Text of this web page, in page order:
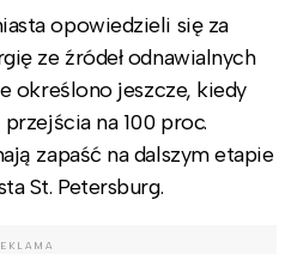
opowiedzieli się za
ze źródeł odnawialnych
określono jeszcze, kiedy
na 100 proc.
zapaść na dalszym etapie
St. Petersburg.